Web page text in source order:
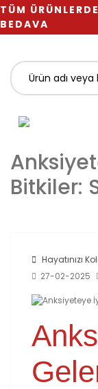
TÜM
BEDAVA
Bitkiler:
Hayatınızı
27-02-2025